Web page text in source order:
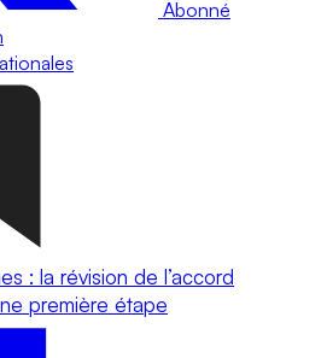
Abonné
: la révision de l’accord
première étape